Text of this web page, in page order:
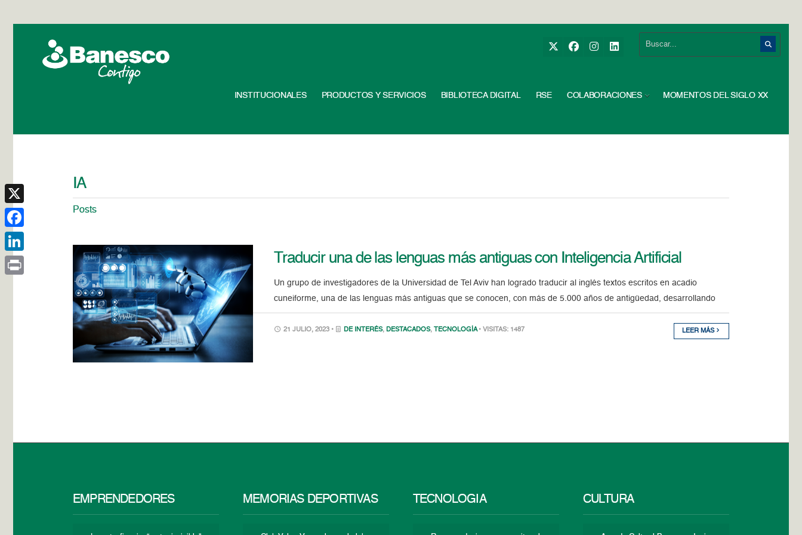
INSTITUCIONALES PRODUCTOS Y SERVICIOS BIBLIOTECA DIGITAL RSE COLABORACIONES MOMENTOS DEL SIGLO XX
IA
Posts
Traducir una de las lenguas más antiguas con Inteligencia Artificial
Un grupo de investigadores de la Universidad de Tel Aviv han logrado traducir al inglés textos escritos en acadio
cuneiforme, una de las lenguas más antiguas que se conocen, con más de 5.000 años de antigüedad, desarrollando
21 JULIO, 2023 • DE INTERÉS, DESTACADOS, TECNOLOGÍA • VISITAS: 1487 LEER MÁS
EMPRENDEDORES MEMORIAS DEPORTIVAS TECNOLOGÍA CULTURA
X
Facebook
LinkedIn